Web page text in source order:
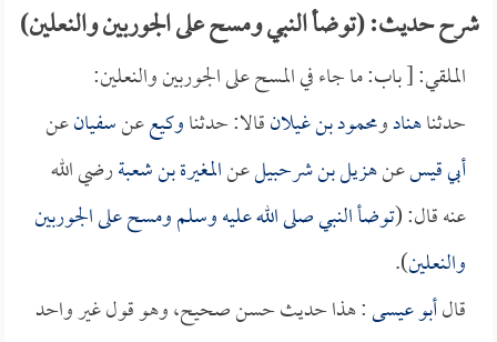
شرح حديث: (توضأ النبي ومسح على الجوربين والنعلين)
الملقي: [ باب: ما جاء في المسح على الجوربين والنعلين:
حدثناهنادومحمود بن غيلانقالا: حدثناوكيععنسفيانعن
أبي قيسعنهزيل بن شرحبيلعنالمغيرة بن شعبةرضي الله
عنه قال: (توضأ النبي صلى الله عليه وسلم ومسح على الجوربين
والنعلين).
قالأبو عيسى: هذا حديث حسن صحيح، وهو قول غير واحد